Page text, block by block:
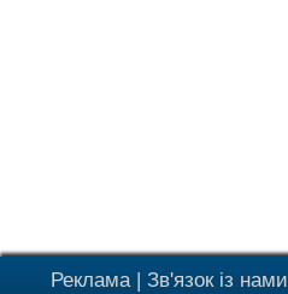
Реклама| Зв'язок із нами